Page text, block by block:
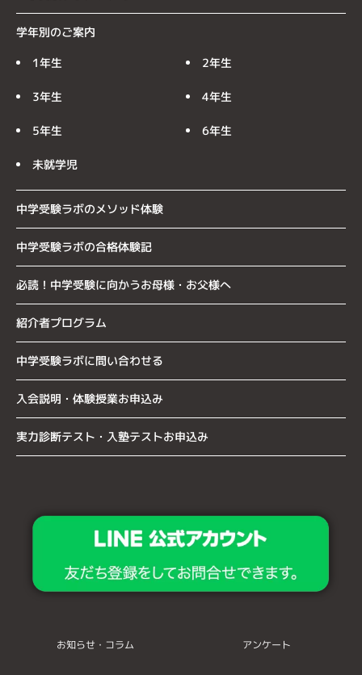
学年別のご案内
1年生 2年生
3年生 4年生
5年生 6年生
未就学児
中学受験ラボのメソッド体験
中学受験ラボの合格体験記
必読！中学受験に向かうお母様・お父様へ
紹介者プログラム
中学受験ラボに問い合わせる
入会説明・体験授業お申込み
実力診断テスト・入塾テストお申込み
お知らせ・コラム アンケート